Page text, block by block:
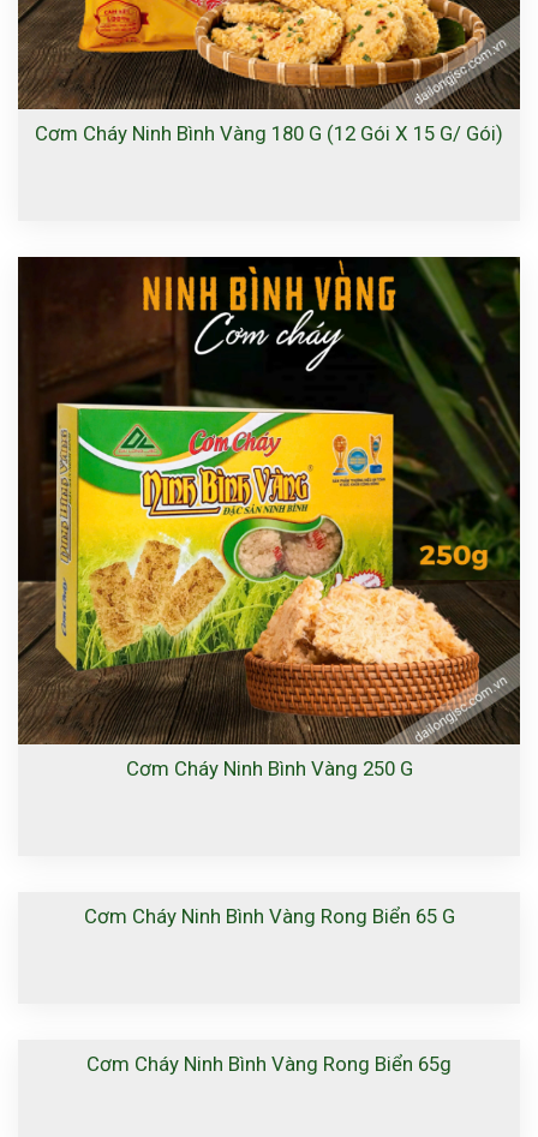
Cơm Cháy Ninh Bình Vàng 180 G (12 Gói X 15 G/ Gói)
Cơm Cháy Ninh Bình Vàng 250 G
Cơm Cháy Ninh Bình Vàng Rong Biển 65 G
Cơm Cháy Ninh Bình Vàng Rong Biển 65g